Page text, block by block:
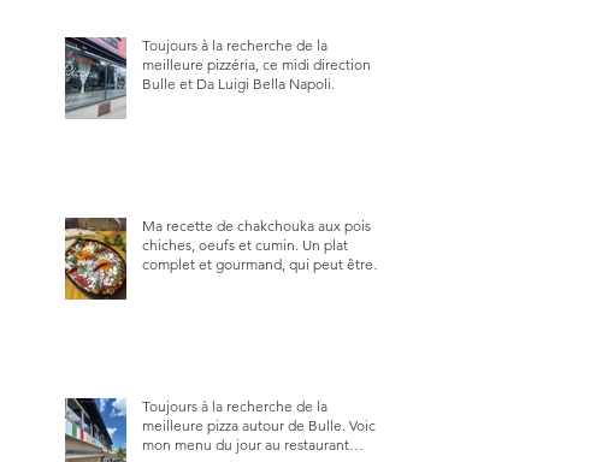
Toujours à la recherche de la
meilleure pizzéria, ce midi direction
Bulle et Da Luigi Bella Napoli.
Ma recette de chakchouka aux pois
chiches, oeufs et cumin. Un plat
complet et gourmand, qui peut être
Toujours à la recherche de la
meilleure pizza autour de Bulle. Voici
mon menu du jour au restaurant